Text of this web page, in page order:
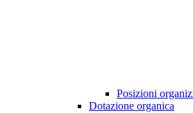
Posizioni
Dotazione organica